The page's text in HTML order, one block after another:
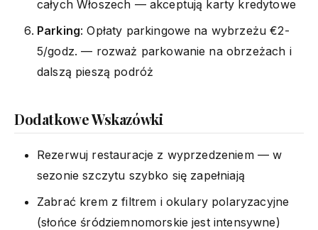
całych Włoszech — akceptują karty kredytowe
Parking: Opłaty parkingowe na wybrzeżu €2-
5/godz. — rozważ parkowanie na obrzeżach i
dalszą pieszą podróż
Dodatkowe Wskazówki
Rezerwuj restauracje z wyprzedzeniem — w
sezonie szczytu szybko się zapełniają
Zabrać krem z filtrem i okulary polaryzacyjne
(słońce śródziemnomorskie jest intensywne)